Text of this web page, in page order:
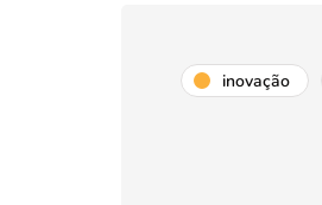
inovação